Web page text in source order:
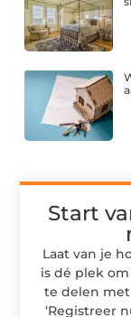
Start
Laat van je
is dé plek
te delen
‘Registreer